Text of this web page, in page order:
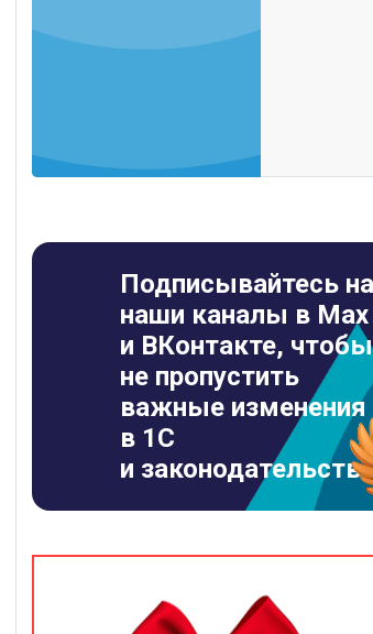
Подписывайтесь на
наши каналы в Max
и ВКонтакте, чтобы
не пропустить
важные изменения
в 1С
и